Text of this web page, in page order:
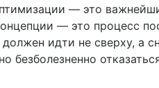
— это
— это процесс
идти не сверху, а
безболезненно